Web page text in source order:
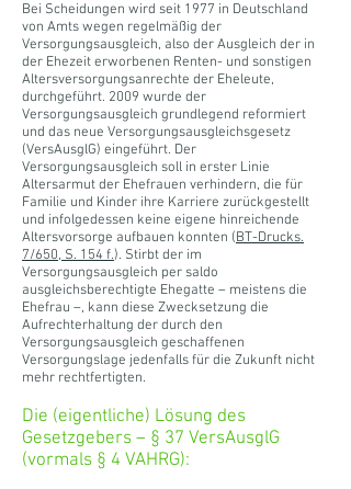
Bei Scheidungen wird seit 1977 in Deutschland
von Amts wegen regelmäßig der
Versorgungsausgleich, also der Ausgleich der in
der Ehezeit erworbenen Renten- und sonstigen
Altersversorgungsanrechte der Eheleute,
durchgeführt. 2009 wurde der
Versorgungsausgleich grundlegend reformiert
und das neue Versorgungsausgleichsgesetz
(VersAusglG) eingeführt. Der
Versorgungsausgleich soll in erster Linie
Altersarmut der Ehefrauen verhindern, die für
Familie und Kinder ihre Karriere zurückgestellt
und infolgedessen keine eigene hinreichende
Altersvorsorge aufbauen konnten (BT-Drucks.
7/650, S. 154 f.). Stirbt der im
Versorgungsausgleich per saldo
ausgleichsberechtigte Ehegatte – meistens die
Ehefrau –, kann diese Zwecksetzung die
Aufrechterhaltung der durch den
Versorgungsausgleich geschaffenen
Versorgungslage jedenfalls für die Zukunft nicht
mehr rechtfertigten.
Die (eigentliche) Lösung des
Gesetzgebers – § 37 VersAusglG
(vormals § 4 VAHRG):